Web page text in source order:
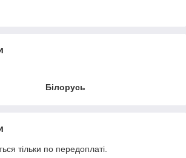
Білорусь
тільки по передоплаті.